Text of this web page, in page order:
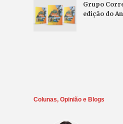
Grupo
edição do
Colunas, Opinião e Blogs